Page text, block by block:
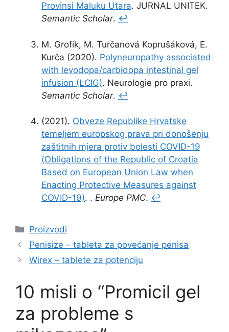
Provinsi Maluku Utara. JURNAL UNITEK.
Semantic Scholar. ↩
M. Grofik, M. Turčanová Koprušáková, E.
Kurča (2020). Polyneuropathy associated
with levodopa/carbidopa intestinal gel
infusion (LCIG). Neurologie pro praxi.
Semantic Scholar. ↩
(2021). Obveze Republike Hrvatske
temeljem europskog prava pri donošenju
zaštitnih mjera protiv bolesti COVID-19
(Obligations of the Republic of Croatia
Based on European Union Law when
Enacting Protective Measures against
COVID-19). . Europe PMC. ↩
Kategorije
Proizvodi
Penisize – tableta za povećanje penisa
Wirex – tablete za potenciju
10 misli o “Promicil gel
za probleme s